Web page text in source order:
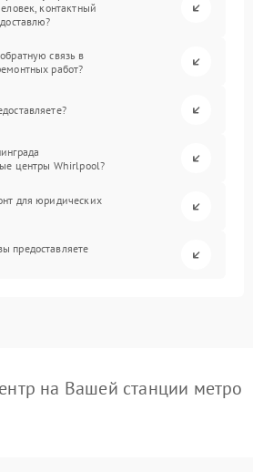
контактный
связь в
работ?
центры Whirlpool?
для юридических
предоставляете
на Вашей станции метро